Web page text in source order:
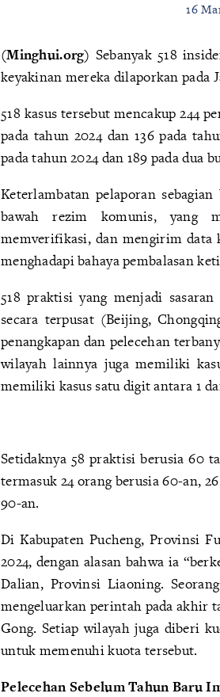
16
(Minghui.org) Sebanyak 518
keyakinan mereka dilaporkan pada
518 kasus tersebut mencakup 244
pada tahun 2024 dan 136 pada
pada tahun 2024 dan 189 pada dua
Keterlambatan pelaporan
bawah rezim komunis, yang
memverifikasi, dan mengirim data
menghadapi bahaya pembalasan
518 praktisi yang menjadi
secara terpusat (Beijing,
penangkapan dan pelecehan
wilayah lainnya juga memiliki
memiliki kasus satu digit antara 1
Setidaknya 58 praktisi berusia 60
termasuk 24 orang berusia 60-an,
90-an.
Di Kabupaten Pucheng, Provinsi
2024, dengan alasan bahwa ia
Dalian, Provinsi Liaoning.
mengeluarkan perintah pada akhir
Gong. Setiap wilayah juga diberi
untuk memenuhi kuota tersebut.
Pelecehan Sebelum Tahun Baru